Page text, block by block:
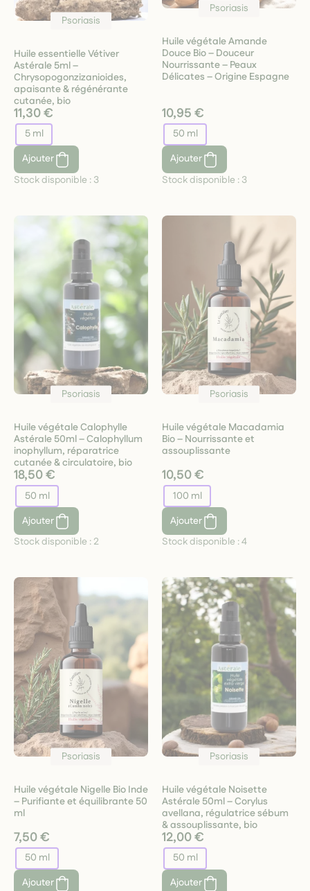
Psoriasis
Huile essentielle Vétiver
Astérale 5ml –
Chrysopogonzizanioides,
apaisante & régénérante
cutanée, bio
11,30 €
5 ml
Ajouter
Stock disponible : 3
Psoriasis
Huile végétale Amande
Douce Bio – Douceur
Nourrissante – Peaux
Délicates – Origine Espagne
10,95 €
50 ml
Ajouter
Stock disponible : 3
Psoriasis
Huile végétale Calophylle
Astérale 50ml – Calophyllum
inophyllum, réparatrice
cutanée & circulatoire, bio
18,50 €
50 ml
Ajouter
Stock disponible : 2
Psoriasis
Huile végétale Macadamia
Bio – Nourrissante et
assouplissante
10,50 €
100 ml
Ajouter
Stock disponible :4
Psoriasis
Huile végétale Nigelle Bio Inde
– Purifiante et équilibrante 50
ml
7,50 €
50 ml
Ajouter
Psoriasis
Huile végétale Noisette
Astérale 50ml – Corylus
avellana, régulatrice sébum
& assouplissante, bio
12,00 €
50 ml
Ajouter